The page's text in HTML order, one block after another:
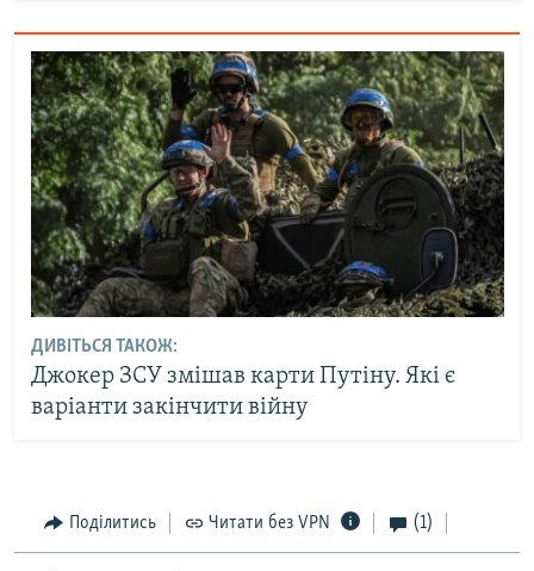
ДИВІТЬСЯ ТАКОЖ:
Джокер ЗСУ змішав карти Путіну. Які є
варіанти закінчити війну
Поділитись Читати без VPN (1)